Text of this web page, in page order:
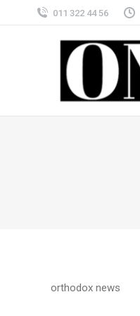
011 322 44 56
orthodox news